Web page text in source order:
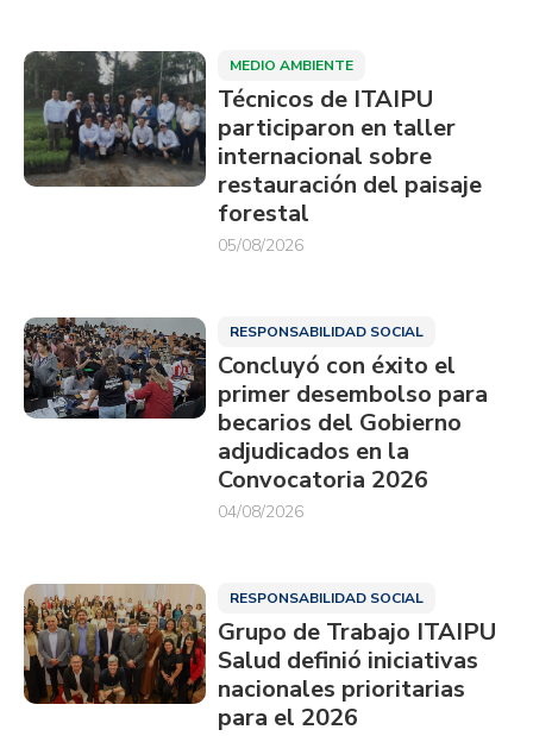
MEDIO AMBIENTE
Técnicos de ITAIPU
participaron en taller
internacional sobre
restauración del paisaje
forestal
05/08/2026
RESPONSABILIDAD SOCIAL
Concluyó con éxito el
primer desembolso para
becarios del Gobierno
adjudicados en la
Convocatoria 2026
04/08/2026
RESPONSABILIDAD SOCIAL
Grupo de Trabajo ITAIPU
Salud definió iniciativas
nacionales prioritarias
para el 2026